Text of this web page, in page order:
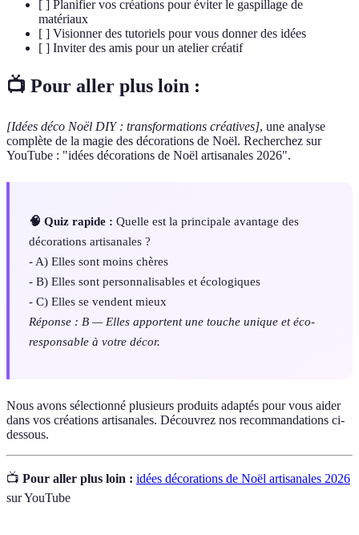
[ ] Planifier vos créations pour éviter le gaspillage de
matériaux
[ ] Visionner des tutoriels pour vous donner des idées
[ ] Inviter des amis pour un atelier créatif
📺 Pour aller plus loin :
[Idées déco Noël DIY : transformations créatives], une analyse
complète de la magie des décorations de Noël. Recherchez sur
YouTube : "idées décorations de Noël artisanales 2026".
🧠 Quiz rapide : Quelle est la principale avantage des
décorations artisanales ?
- A) Elles sont moins chères
- B) Elles sont personnalisables et écologiques
- C) Elles se vendent mieux
Réponse : B — Elles apportent une touche unique et éco-
responsable à votre décor.
Nous avons sélectionné plusieurs produits adaptés pour vous aider
dans vos créations artisanales. Découvrez nos recommandations ci-
dessous.
📺 Pour aller plus loin : idées décorations de Noël artisanales 2026
sur YouTube